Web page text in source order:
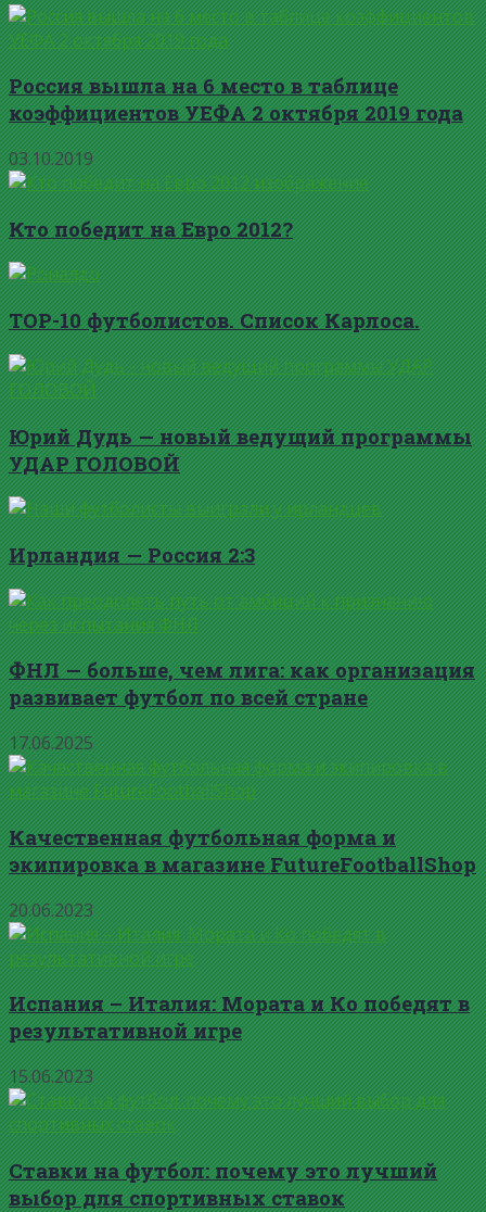
Россия вышла на 6 место в таблице
коэффициентов УЕФА 2 октября 2019 года
03.10.2019
Кто победит на Евро 2012?
TOP-10 футболистов. Список Карлоса.
Юрий Дудь — новый ведущий программы
УДАР ГОЛОВОЙ
Ирландия — Россия 2:3
ФНЛ — больше, чем лига: как организация
развивает футбол по всей стране
17.06.2025
Качественная футбольная форма и
экипировка в магазине FutureFootballShop
20.06.2023
Испания – Италия: Мората и Ко победят в
результативной игре
15.06.2023
Ставки на футбол: почему это лучший
выбор для спортивных ставок